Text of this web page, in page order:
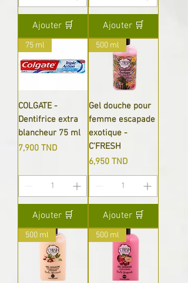
Ajouter 🛒 Ajouter 🛒
75 ml
COLGATE -
Dentifrice extra
blancheur 75 ml
Prix
7,900 TND
Ajouter 🛒
500 ml
Gel douche pour
femme escapade
exotique -
C'FRESH
Prix
6,950 TND
Ajouter 🛒
500 ml 500 ml